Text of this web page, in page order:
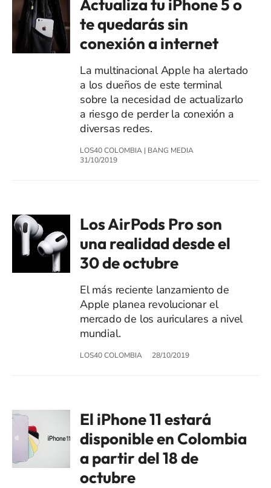
Actualiza tu iPhone 5 o
te quedarás sin
conexión a internet
La multinacional Apple ha alertado
a los dueños de este terminal
sobre la necesidad de actualizarlo
a riesgo de perder la conexión a
diversas redes.
LOS40 COLOMBIA | BANG MEDIA
31/10/2019
Los AirPods Pro son
una realidad desde el
30 de octubre
El más reciente lanzamiento de
Apple planea revolucionar el
mercado de los auriculares a nivel
mundial.
LOS40 COLOMBIA 28/10/2019
El iPhone 11 estará
disponible en Colombia
a partir del 18 de
octubre